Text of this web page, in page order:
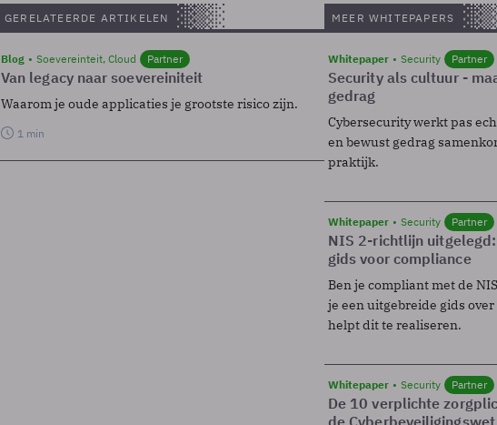
GERELATEERDE ARTIKELEN
Blog Soevereinteit, Cloud Partner
Van legacy naar soevereiniteit
Waarom je oude applicaties je grootste risico zijn.
1 min
MEER WHITEPAPERS
Whitepaper Security Partner
Security als cultuur -
gedrag
Cybersecurity werkt pas
en bewust gedrag
praktijk.
Whitepaper Security Partner
NIS 2-richtlijn
gids voor compliance
Ben je compliant met de
je een uitgebreide gids
helpt dit te realiseren.
Whitepaper Security Partner
De 10 verplichte
de